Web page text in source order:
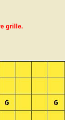
grille.